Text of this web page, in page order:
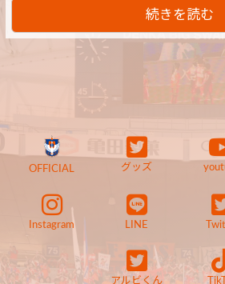
続きを読む
OFFICIAL グッズ
Instagram LINE
アルビくん